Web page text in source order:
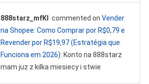
888starz_mfKl commented onVender
na Shopee: Como Comprar por R$0,79 e
Revender por R$19,97 (Estratégia que
Funciona em 2026): Konto na 888starz
mam juz z kilka miesiecy i stwie